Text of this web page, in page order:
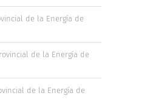
de la Energía de
de la Energía de
de la Energía de